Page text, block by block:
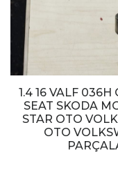
1.4 16 VALF
SEAT SKODA
STAR OTO
OTO